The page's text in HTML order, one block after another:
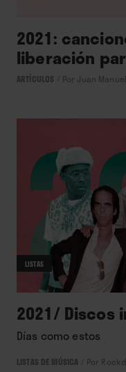
2021:
liberación
ARTÍCULOS Por Juan
LISTAS
2021/ Discos
Días como estos
LISTAS DE MÚSICA Por